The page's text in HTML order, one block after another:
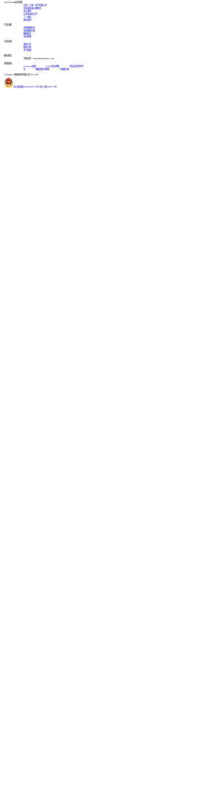
FineDataLink标杆案例
台晶（宁波）电子有限公司
某交通高速公路集团
浙江国贸
江西中医药大学
三一重机
更多案例
产品功能
实时数据同步
高效数据开发
数据服务
系统管理
产品动态
更新日志
帮助文档
学习视频
联系我们
市场合作：finedatalink@fanruan.com
友情链接
FineReport报表
FineBI商业智能
简道云零代码平
台
数据库知识教程 BI数据分析
Copyright © 帆软软件有限公司 2015-2026
苏公网安备32020502001567号 苏ICP备18065767号